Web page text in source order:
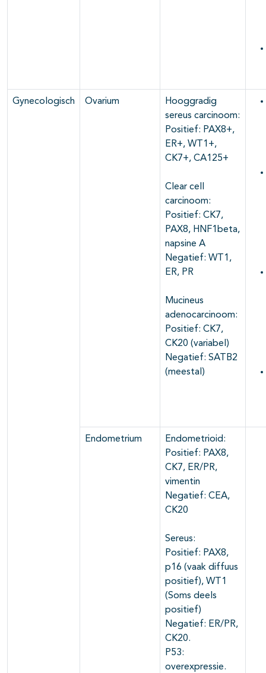
Gynecologisch Ovarium
Hooggradig
sereus carcinoom:
Positief: PAX8+,
ER+, WT1+,
CK7+, CA125+
Clear cell
carcinoom:
Positief: CK7,
PAX8, HNF1beta,
napsine A
Negatief: WT1,
ER, PR
Mucineus
adenocarcinoom:
Positief: CK7,
CK20 (variabel)
Negatief: SATB2
(meestal)
Endometrium
Endometrioid:
Positief: PAX8,
CK7, ER/PR,
vimentin
Negatief: CEA,
CK20
Sereus:
Positief: PAX8,
p16 (vaak diffuus
positief), WT1
(Soms deels
positief)
Negatief: ER/PR,
CK20.
P53:
overexpressie.